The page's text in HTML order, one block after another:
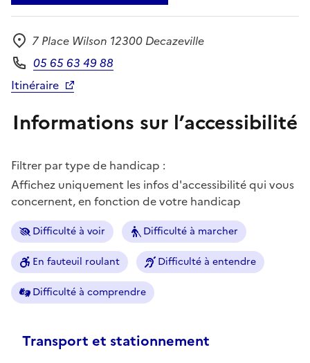
Adresse
7 Place Wilson 12300 Decazeville
Téléphone
05 65 63 49 88
Itinéraire
Informations sur l’accessibilité
Filtrer par type de handicap :
Affichez uniquement les infos d'accessibilité qui vous
concernent, en fonction de votre handicap
Difficulté à voir Difficulté à marcher
En fauteuil roulant Difficulté à entendre
Difficulté à comprendre
Transport et stationnement